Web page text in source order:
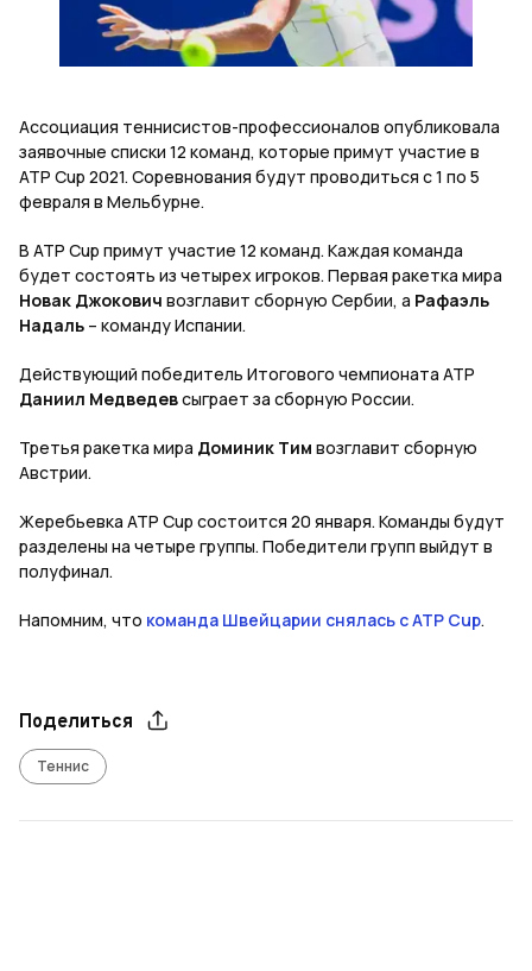
Ассоциация теннисистов-профессионалов опубликовала
заявочные списки 12 команд, которые примут участие в
ATP Cup 2021. Соревнования будут проводиться с 1 по 5
февраля в Мельбурне.
В ATP Cup примут участие 12 команд. Каждая команда
будет состоять из четырех игроков. Первая ракетка мира
Новак Джокович возглавит сборную Сербии, а Рафаэль
Надаль – команду Испании.
Действующий победитель Итогового чемпионата АТР
Даниил Медведевсыграет за сборную России.
Третья ракетка мира Доминик Тим возглавит сборную
Австрии.
Жеребьевка ATP Cup состоится 20 января. Команды будут
разделены на четыре группы. Победители групп выйдут в
полуфинал.
Напомним, что команда Швейцарии снялась с ATP Cup.
Поделиться
Теннис